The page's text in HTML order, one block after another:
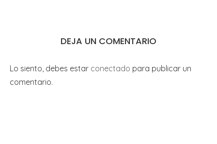
DEJA UN COMENTARIO
Lo siento, debes estar conectado para publicar un
comentario.